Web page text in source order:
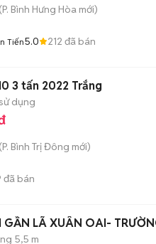
(P. Bình Hưng Hòa mới)
Tiến5.0 212 đã bán
3 tấn 2022 Trắng
dụng
(P. Bình Trị Đông mới)
đã bán
GẦN LÃ XUÂN OAI-
5,5 m